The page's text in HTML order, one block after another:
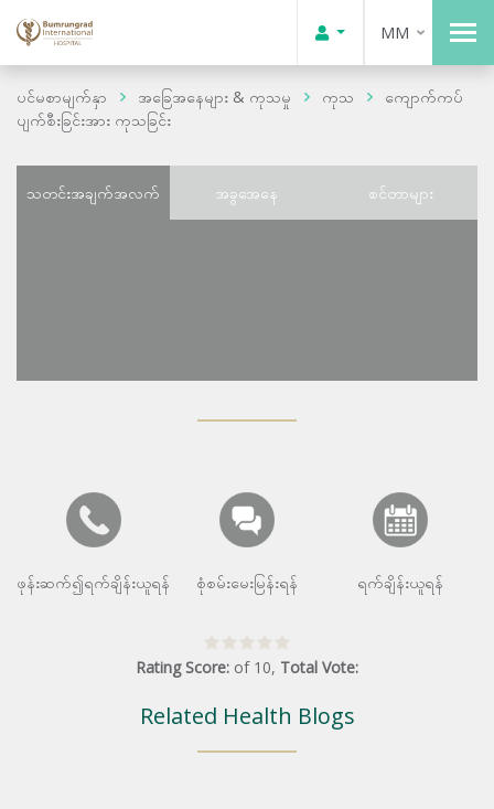
MM
ပင်မစာမျက်နှာ အခြေအနေများ & ကုသမှု ကုသ
ကျောက်ကပ်
ပျက်စီးခြင်းအား ကုသခြင်း
သတင်းအချက်အလက် အခွအေနေ စင်တာများ
ဖုန်းဆက်၍ရက်ချိန်းယူရန် စုံစမ်းမေးမြန်းရန် ရက်ချိန်းယူရန်
Rating Score: of 10, Total Vote:
Related Health Blogs